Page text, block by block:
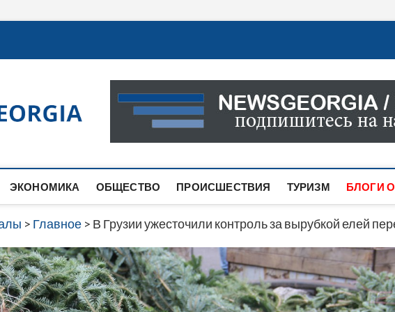
Новости Грузии
САМАЯ АКТУАЛЬНАЯ ИНФОРМАЦИЯ О СОБЫТИЯХ
САЙТЕ ВЫ НАЙДЕТЕ НОВОСТИ ПОЛИТИКИ,
ЭКОНОМИКА ОБЩЕСТВО ПРОИСШЕСТВИЯ ТУРИЗМ БЛОГИ
> Главное > В Грузии ужесточили контроль за вырубкой елей